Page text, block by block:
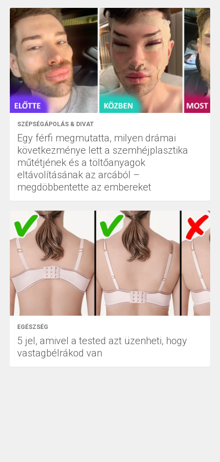
SZÉPSÉGÁPOLÁS & DIVAT
Egy férfi megmutatta, milyen drámai
következménye lett a szemhéjplasztika
műtétjének és a töltőanyagok
eltávolításának az arcából –
megdöbbentette az embereket
EGÉSZSÉG
5 jel, amivel a tested azt üzenheti, hogy
vastagbélrákod van